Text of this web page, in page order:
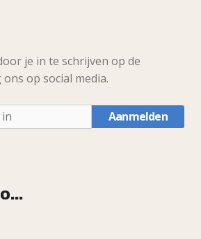
je in te schrijven op de
op social media.
Aanmelden